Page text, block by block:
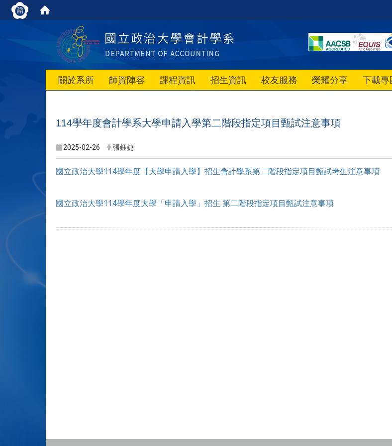
關於系所 師資陣容 課程資訊 招生資訊 校友服務 榮耀分享 下載專
114學年度會計學系大學申請入學第二階段指定項目甄試注意事項
2025-02-26 張鈺婕
國立政治大學114學年度【大學申請入學】招生會計學系第二階段指定項目甄試考生注意事項
國立政治大學114學年度大學「申請入學」招生 第二階段指定項目甄試注意事項